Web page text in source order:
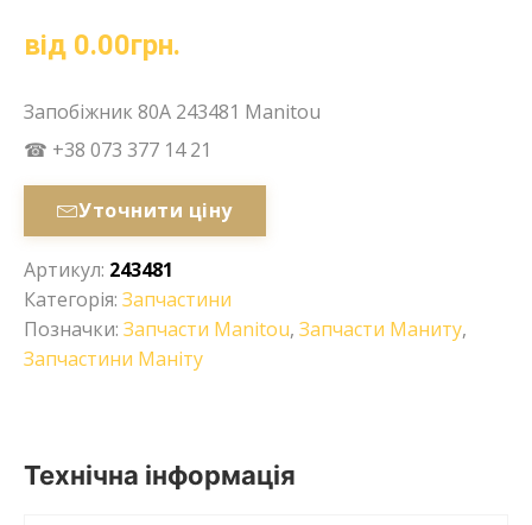
від 0.00грн.
Запобіжник 80А 243481 Manitou
☎ +38 073 377 14 21
Уточнити ціну
Артикул: 243481
Категорія: Запчастини
Позначки: Запчасти Manitou, Запчасти Маниту,
Запчастини Маніту
Технічна інформація